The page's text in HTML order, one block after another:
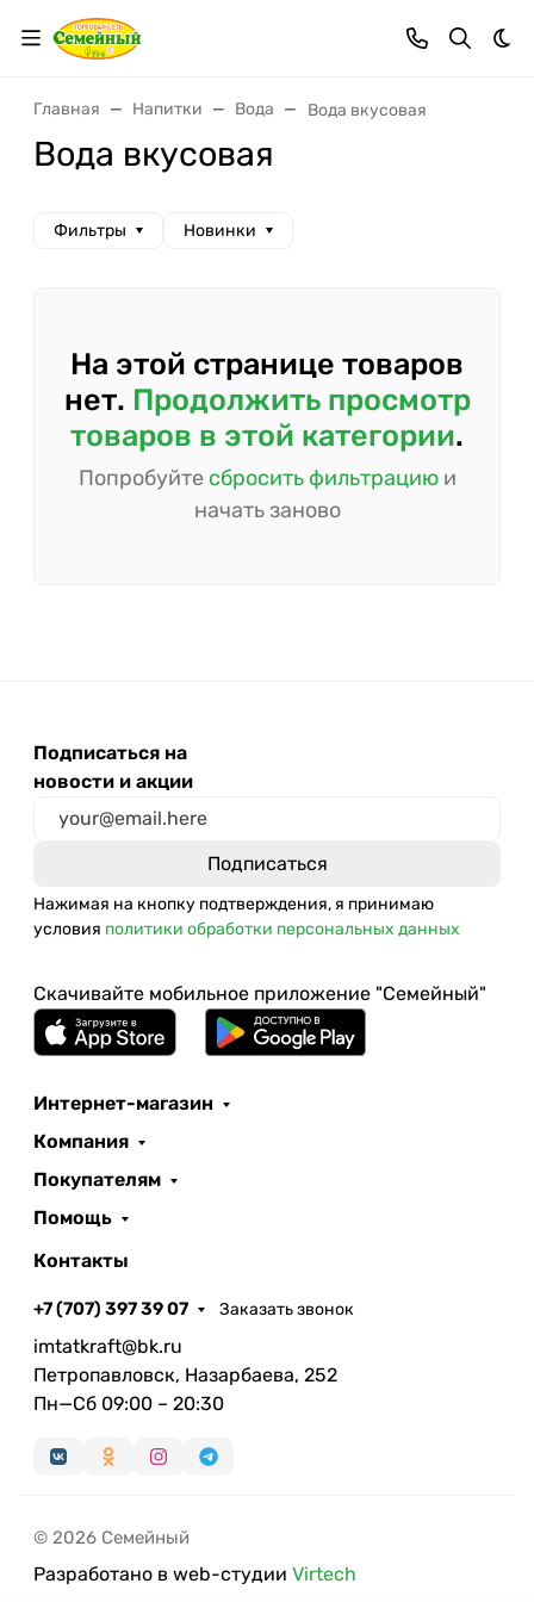
Главная Напитки Вода Вода вкусовая
Вода вкусовая
Фильтры Новинки
На этой странице товаров
нет. Продолжить просмотр
товаров в этой категории.
Попробуйте сбросить фильтрациюи
начать заново
Подписаться на
новости и акции
Нажимая на кнопку подтверждения, я принимаю
условия политики обработки персональных данных
Скачивайте мобильное приложение "Семейный"
Интернет-магазин
Компания
Покупателям
Помощь
Контакты
+7 (707) 397 39 07 Заказать звонок
imtatkraft@bk.ru
Петропавловск, Назарбаева, 252
Пн—Сб 09:00 – 20:30
© 2026 Семейный
Разработано в web-студии Virtech